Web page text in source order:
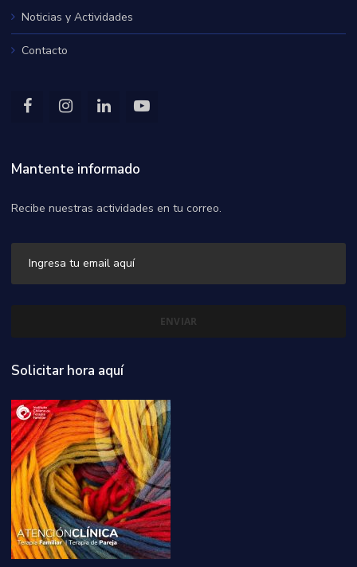
Noticias y Actividades
Contacto
Mantente informado
Recibe nuestras actividades en tu correo.
Solicitar hora aquí